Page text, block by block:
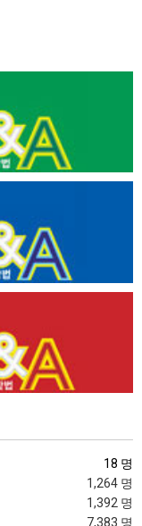
18 명
1,264 명
1,392 명
7,383 명